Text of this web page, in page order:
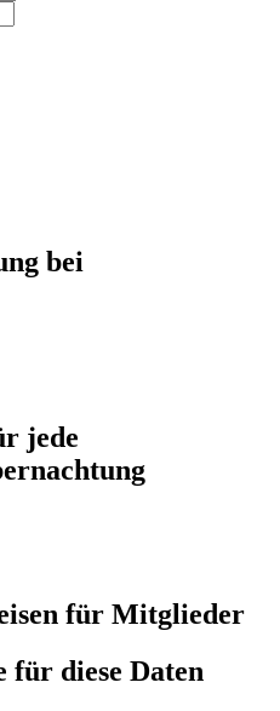
bei
jede
für Mitglieder
für diese Daten